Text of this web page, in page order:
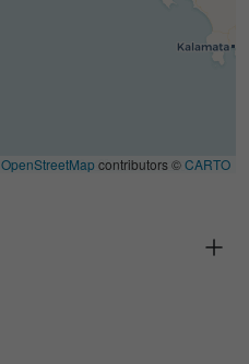
OpenStreetMap contributors ©CARTO